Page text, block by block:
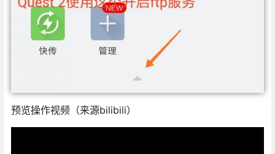
预览操作视频（来源bilibili）